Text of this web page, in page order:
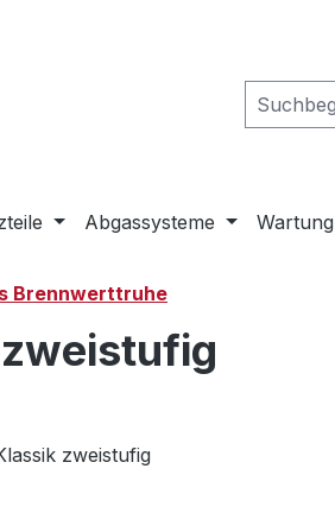
Abgassysteme Wartung
Brennwerttruhe